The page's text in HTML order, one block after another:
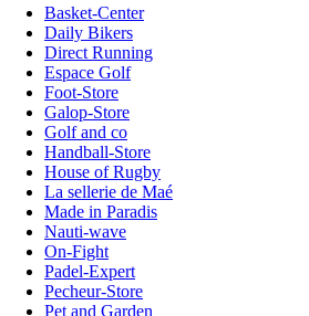
Basket-Center
Daily Bikers
Direct Running
Espace Golf
Foot-Store
Galop-Store
Golf and co
Handball-Store
House of Rugby
La sellerie de Maé
Made in Paradis
Nauti-wave
On-Fight
Padel-Expert
Pecheur-Store
Pet and Garden